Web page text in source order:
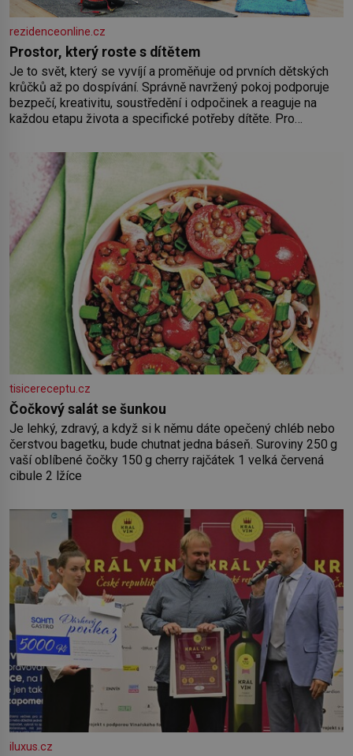
rezidenceonline.cz
Prostor, který roste s dítětem
Je to svět, který se vyvíjí a proměňuje od prvních dětských
krůčků až po dospívání. Správně navržený pokoj podporuje
bezpečí, kreativitu, soustředění i odpočinek a reaguje na
každou etapu života a specifické potřeby dítěte. Pro
by pokoj miminka měl působit především klidně a útulně.
Předškolní věk je
tisicereceptu.cz
Čočkový salát se šunkou
Je lehký, zdravý, a když si k němu dáte opečený chléb nebo
čerstvou bagetku, bude chutnat jedna báseň. Suroviny 250 g
vaší oblíbené čočky 150 g cherry rajčátek 1 velká červená
cibule 2 lžíce
iluxus.cz